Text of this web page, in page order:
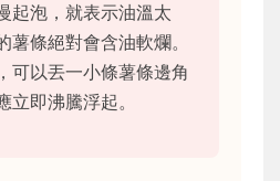
起泡，就表示油溫太
薯條絕對會含油軟爛。
可以丟一小條薯條邊角
即沸騰浮起。